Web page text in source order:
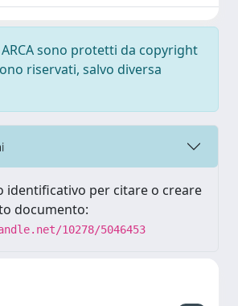
sono protetti da copyright
riservati, salvo diversa
identificativo per citare o creare
documento:
10278/5046453